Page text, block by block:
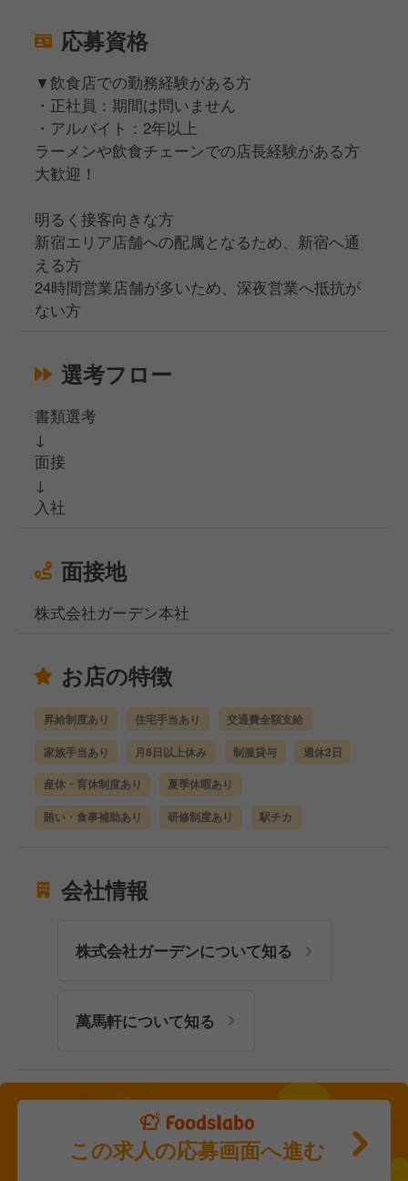
応募資格
▼飲食店での勤務経験がある方
・正社員：期間は問いません
・アルバイト：2年以上
ラーメンや飲食チェーンでの店長経験がある方
大歓迎！
明るく接客向きな方
新宿エリア店舗への配属となるため、新宿へ通
える方
24時間営業店舗が多いため、深夜営業へ抵抗が
ない方
選考フロー
書類選考
↓
面接
↓
入社
面接地
株式会社ガーデン本社
お店の特徴
昇給制度あり 住宅手当あり 交通費全額支給
家族手当あり 月8日以上休み 制服貸与 週休2日
産休・育休制度あり 夏季休暇あり
賄い・食事補助あり 研修制度あり 駅チカ
会社情報
株式会社ガーデンについて知る
萬馬軒について知る
この求人の応募画面へ進む